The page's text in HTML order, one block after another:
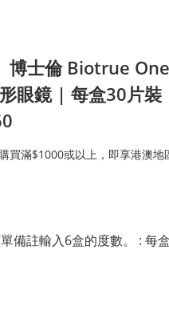
博士倫 Biotrue
眼鏡 | 每盒30片
買滿$1000或以上，即享港澳地
備註輸入6盒的度數。 : 每